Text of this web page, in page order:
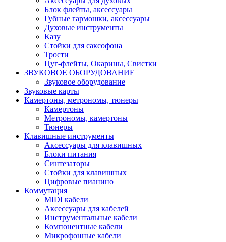
Блок флейты, аксессуары
Губные гармошки, аксессуары
Духовые инструменты
Казу
Стойки для саксофона
Трости
Цуг-флейты, Окарины, Свистки
ЗВУКОВОЕ ОБОРУДОВАНИЕ
Звуковое оборудование
Звуковые карты
Камертоны, метрономы, тюнеры
Камертоны
Метрономы, камертоны
Тюнеры
Клавишные инструменты
Аксессуары для клавишных
Блоки питания
Синтезаторы
Стойки для клавишных
Цифровые пианино
Коммутация
MIDI кабели
Аксессуары для кабелей
Инструментальные кабели
Компонентные кабели
Микрофонные кабели